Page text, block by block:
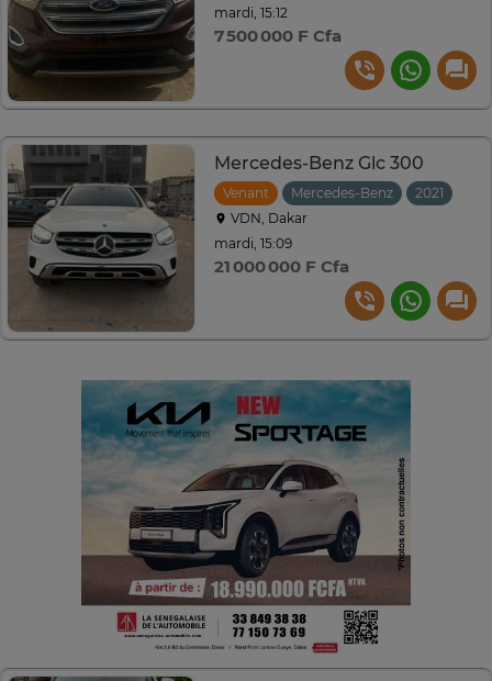
mardi, 15:12
7 500 000 F Cfa
Mercedes-Benz Glc 300
Venant Mercedes-Benz
2021
VDN, Dakar
mardi, 15:09
21 000 000 F Cfa